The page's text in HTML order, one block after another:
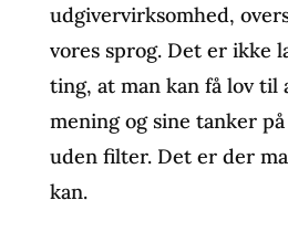
udgivervirksomhed,
vores sprog. Det er ikke
ting, at man kan få lov til
mening og sine tanker
uden filter. Det er der
kan.